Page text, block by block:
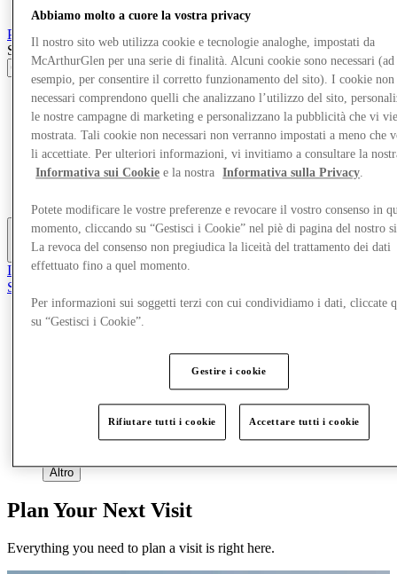
Parndorf
Designer Outlet
Search input
Negozi
Offerte
Pianifica la tua visita
Cosa c'è in programma
Mangia e Bevi
Gift Card
Altro
Il Club
Salvata
it
Altro
Plan Your Next Visit
Everything you need to plan a visit is right here.
Abbiamo molto a cuore la vostra privacy
Il nostro sito web utilizza cookie e tecnologie analoghe, impostati da
McArthurGlen per una serie di finalità. Alcuni cookie sono necessari (ad
esempio, per consentire il corretto funzionamento del sito). I cookie non
necessari comprendono quelli che analizzano l’utilizzo del sito,
le nostre campagne di marketing e personalizzano la pubblicità che vi
mostrata. Tali cookie non necessari non verranno impostati a meno che
li accettiate. Per ulteriori informazioni, vi invitiamo a consultare la
Informativa sui Cookie e la nostra Informativa sulla Privacy.
Potete modificare le vostre preferenze e revocare il vostro consenso in
momento, cliccando su “Gestisci i Cookie” nel piè di pagina del nostro
La revoca del consenso non pregiudica la liceità del trattamento dei dati
effettuato fino a quel momento.
Per informazioni sui soggetti terzi con cui condividiamo i dati, cliccate
su “Gestisci i Cookie”.
Gestire i cookie
Rifiutare tutti i cookie Accettare tutti i cookie